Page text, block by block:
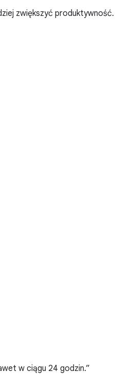
zwiększyć produktywność.
w ciągu 24 godzin.